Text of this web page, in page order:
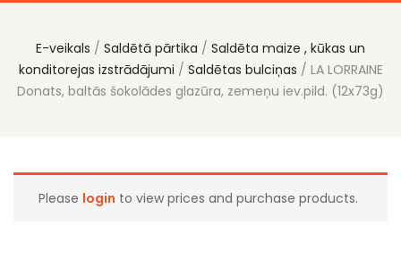
E-veikals Saldētā pārtika
Saldēta maize , kūkas un
konditorejas izstrādājumi
Saldētas bulciņas
LA LORRAINE
Donats, baltās šokolādes glazūra, zemeņu iev.pild. (12x73g)
Please login to view prices and purchase products.